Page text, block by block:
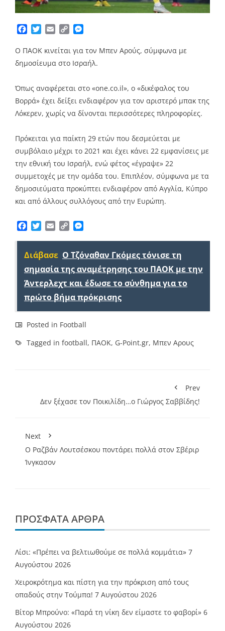
Facebook
TwitterEmailCopy
Ο ΠΑΟΚ κινείται για τον Μπεν Αρούς, σύμφωνα με
δημοσίευμα στο Ισραήλ.
Όπως αναφέρεται στο «one.co.il», ο «δικέφαλος του
Βορρά» έχει δείξει ενδιαφέρον για τον αριστερό μπακ της
Λόκερεν, χωρίς να δίνονται περισσότερες πληροφορίες.
Πρόκειται για παίκτη 29 ετών που δεσμεύεται με
συμβόλαιο μέχρι το 2021 και έχει κάνει 22 εμφανίσεις με
την εθνική του Ισραήλ, ενώ φέτος «έγραψε» 22
συμμετοχές με την ομάδα του. Επιπλέον, σύμφωνα με τα
δημοσιεύματα προκύπτει ενδιαφέρον από Αγγλία, Κύπρο
και από άλλους συλλόγους από την Ευρώπη.
Facebook
TwitterEmailCopy
Διάβασε Ο Τζόναθαν Γκόμες τόνισε τη
σημασία της αναμέτρησης του ΠΑΟΚ με την
Άντερλεχτ και έδωσε το σύνθημα για το
πρώτο βήμα πρόκρισης
Posted in Football
Tagged in football, ΠΑΟΚ, G-Point.gr, Μπεν Αρους
Prev
Δεν ξέχασε τον Ποικιλίδη…ο Γιώργος Σαββίδης!
Next
O Ραζβάν Λουτσέσκου ποντάρει πολλά στον Σβέριρ
Ίνγκασον
ΠΡΌΣΦΑΤΑ ΆΡΘΡΑ
Λίσι: «Πρέπει να βελτιωθούμε σε πολλά κομμάτια» 7
Αυγούστου 2026
Χειροκρότημα και πίστη για την πρόκριση από τους
οπαδούς στην Τούμπα! 7 Αυγούστου 2026
Βίτορ Μπρούνο: «Παρά τη νίκη δεν είμαστε το φαβορί» 6
Αυγούστου 2026